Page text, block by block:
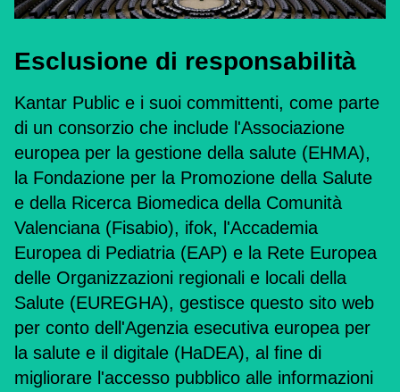
Esclusione di responsabilità
Kantar Public e i suoi committenti, come parte
di un consorzio che include l'Associazione
europea per la gestione della salute (EHMA),
la Fondazione per la Promozione della Salute
e della Ricerca Biomedica della Comunità
Valenciana (Fisabio), ifok, l'Accademia
Europea di Pediatria (EAP) e la Rete Europea
delle Organizzazioni regionali e locali della
Salute (EUREGHA), gestisce questo sito web
per conto dell'Agenzia esecutiva europea per
la salute e il digitale (HaDEA), al fine di
migliorare l'accesso pubblico alle informazioni